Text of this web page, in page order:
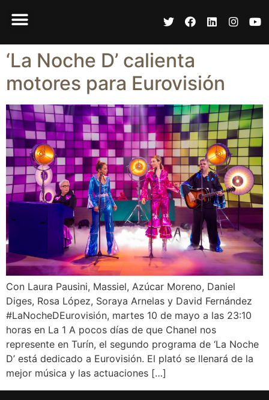
‘La Noche D’ calienta
motores para Eurovisión
Con Laura Pausini, Massiel, Azúcar Moreno, Daniel
Diges, Rosa López, Soraya Arnelas y David Fernández
#LaNocheDEurovisión, martes 10 de mayo a las 23:10
horas en La 1 A pocos días de que Chanel nos
represente en Turín, el segundo programa de ‘La Noche
D’ está dedicado a Eurovisión. El plató se llenará de la
mejor música y las actuaciones […]